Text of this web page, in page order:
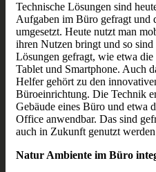
Technische Lösungen sind
Aufgaben im Büro gefragt und
umgesetzt. Heute nutzt man
ihren Nutzen bringt und so
Lösungen gefragt, wie etwa
Tablet und Smartphone. Auch
Helfer gehört zu den
Büroeinrichtung. Die Technik
Gebäude eines Büro und etwa
Office anwendbar. Das sind
auch in Zukunft genutzt
Natur Ambiente im Büro